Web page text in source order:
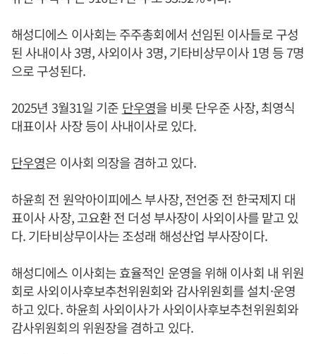
해성디에스 이사회는 주주총회에서 선임된 이사들로 구성
된 사내이사 3명, 사외이사 3명, 기타비상무이사 1명 등 7명
으로 구성된다.
2025년 3월31일 기준 단우영을 비롯 단우준 사장, 최영식
대표이사 사장 등이 사내이사로 있다.
단우영은 이사회 의장을 겸하고 있다.
하윤희 전 원악아이피에스 부사장, 전언중 전 한국제지 대
표이사 사장, 고요환 전 더성 부사장이 사외이사를 맡고 있
다. 기타비상무이사는 조성래 해성산업 부사장이다.
해성디에스 이사회는 효율적인 운영을 위해 이사회 내 위원
회로 사외이사후보추천위원회와 감사위원회를 설치·운영
하고 있다. 하윤희 사외이사가 사외이사후보추천위원회와
감사위원회의 위원장을 겸하고 있다.